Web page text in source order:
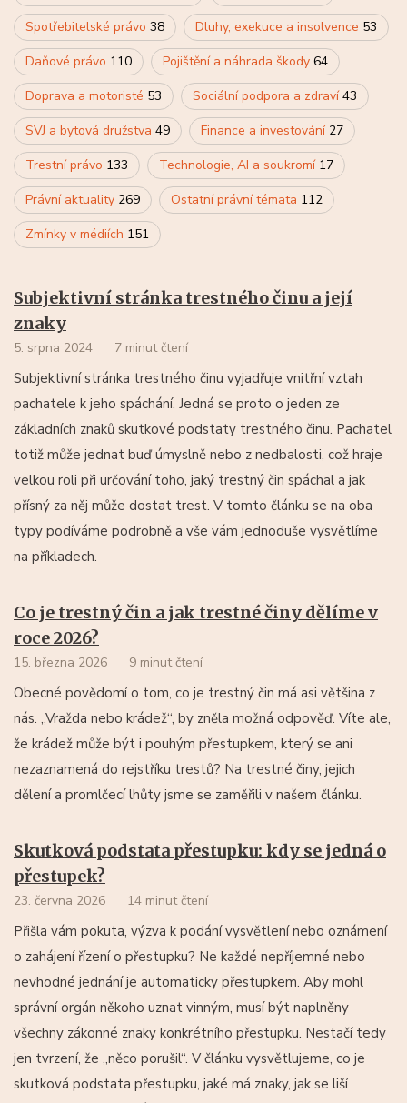
Spotřebitelské právo 38 Dluhy, exekuce a insolvence 53
Daňové právo 110 Pojištění a náhrada škody 64
Doprava a motoristé 53 Sociální podpora a zdraví43
SVJ a bytová družstva 49 Finance a investování 27
Trestní právo 133 Technologie, AI a soukromí 17
Právní aktuality 269 Ostatní právní témata 112
Zmínky v médiích 151
Subjektivní stránka trestného činu a její
znaky
5. srpna 2024 7 minut čtení
Subjektivní stránka trestného činu vyjadřuje vnitřní vztah
pachatele k jeho spáchání. Jedná se proto o jeden ze
základních znaků skutkové podstaty trestného činu. Pachatel
totiž může jednat buď úmyslně nebo z nedbalosti, což hraje
velkou roli při určování toho, jaký trestný čin spáchal a jak
přísný za něj může dostat trest. V tomto článku se na oba
typy podíváme podrobně a vše vám jednoduše vysvětlíme
na příkladech.
Co je trestný čin a jak trestné činy dělíme v
roce 2026?
15. března 2026 9 minut čtení
Obecné povědomí o tom, co je trestný čin má asi většina z
nás. „Vražda nebo krádež“, by zněla možná odpověď. Víte ale,
že krádež může být i pouhým přestupkem, který se ani
nezaznamená do rejstříku trestů? Na trestné činy, jejich
dělení a promlčecí lhůty jsme se zaměřili v našem článku.
Skutková podstata přestupku: kdy se jedná o
přestupek?
23. června 2026 14 minut čtení
Přišla vám pokuta, výzva k podání vysvětlení nebo oznámení
o zahájení řízení o přestupku? Ne každé nepříjemné nebo
nevhodné jednání je automaticky přestupkem. Aby mohl
správní orgán někoho uznat vinným, musí být naplněny
všechny zákonné znaky konkrétního přestupku. Nestačí tedy
jen tvrzení, že „něco porušil“. V článku vysvětlujeme, co je
skutková podstata přestupku, jaké má znaky, jak se liší